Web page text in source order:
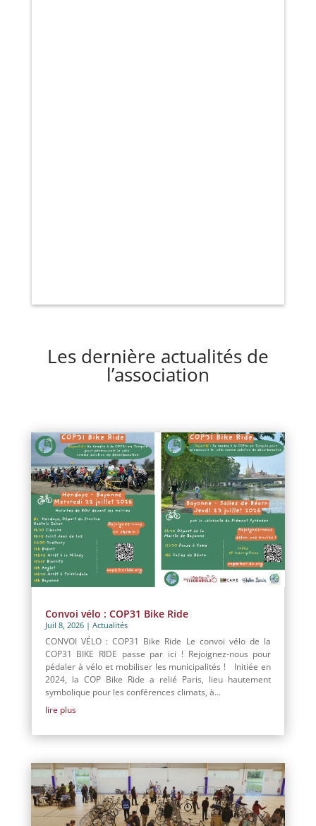
Les dernière actualités de
l’association
Convoi vélo : COP31 Bike Ride
Juil 8, 2026| Actualités
CONVOI VÉLO : COP31 Bike Ride Le convoi vélo de la
COP31 BIKE RIDE passe par ici ! Rejoignez-nous pour
pédaler à vélo et mobiliser les municipalités ! Initiée en
2024, la COP Bike Ride a relié Paris, lieu hautement
symbolique pour les conférences climats, à...
lire plus